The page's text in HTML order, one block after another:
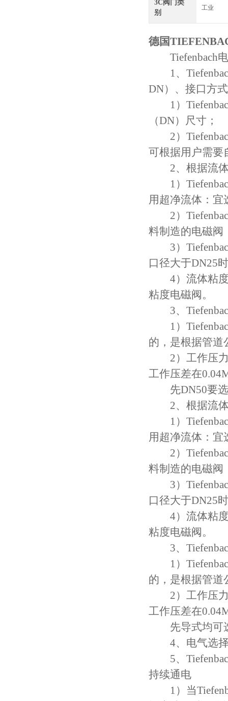
3C阀门类
别
工业
德国
Tiefenbach电
1、
DN）、接口方式
1）
（DN）尺寸；
2）
可根据用户需要
2、根据流体
1）
用超净流体：宜
2）
料制造的电磁阀
3）
口径大于DN25
4）流体粘度
粘度电磁阀。
3、
1）
的，是根据管道
2）工作压力
工作压差在
先DN50要选
2、根据流体
1）
用超净流体：宜
2）
料制造的电磁阀
3）
口径大于DN25
4）流体粘度
粘度电磁阀。
3、
1）
的，是根据管道
2）工作压力
工作压差在
先导式均可
4、电气选择
5、
持续通电
1）当